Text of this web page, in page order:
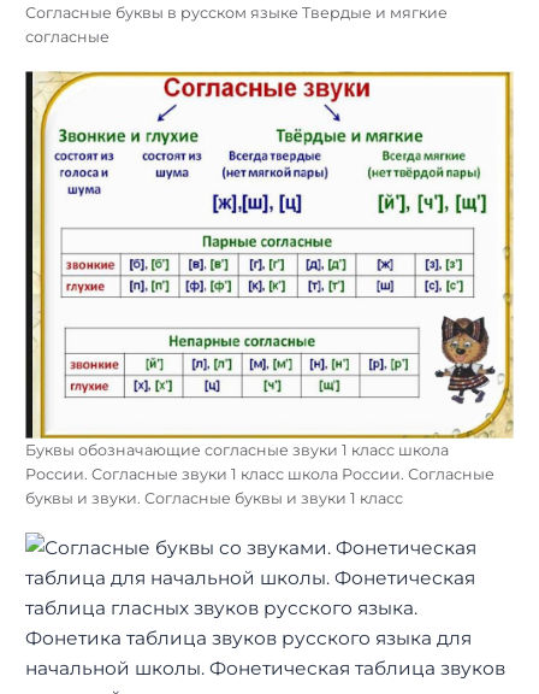
Согласные буквы в русском языке Твердые и мягкие
согласные
Буквы обозначающие согласные звуки 1 класс школа
России. Согласные звуки 1 класс школа России. Согласные
буквы и звуки. Согласные буквы и звуки 1 класс